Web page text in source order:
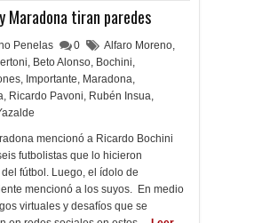
Maradona tiran paredes
Penelas 0 Alfaro Moreno,
, Beto Alonso, Bochini,
, Importante, Maradona,
, Ricardo Pavoni, Rubén Insua,
mencionó a Ricardo Bochini
futbolistas que lo hicieron
fútbol. Luego, el ídolo de
mencionó a los suyos. En medio
virtuales y desafíos que se